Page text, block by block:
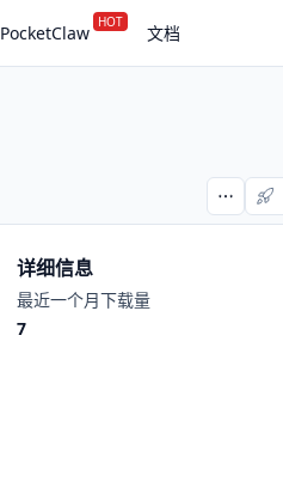
PocketClaw HOT 文档
详细信息
最近一个月下载量
7